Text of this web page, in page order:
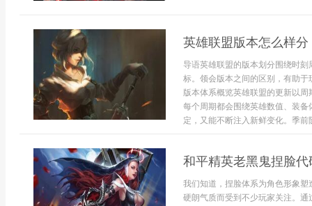
英雄联盟版本怎么样分
导语英雄联盟的版本划分围绕时
标。领会版本之间的区别，有助
版本体系概览英雄联盟的更新以
每个周期都会围绕英雄数值、装
定，又能不断注入新鲜变化。季
和平精英老黑鬼捏脸
我们知道，捏脸体系为角色形象
硬朗气质而受到不少玩家关注。